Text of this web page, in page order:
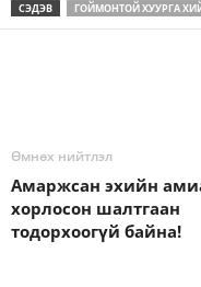
СЭДЭВ ГОЙМОНТОЙ ХУУРГА
Өмнөх нийтлэл
Амаржсан эхийн
хорлосон шалтгаан
тодорхоогүй байна!